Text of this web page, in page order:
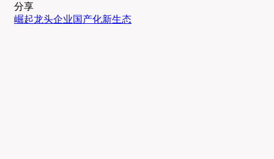
分享
崛起龙头企业国产化新生态